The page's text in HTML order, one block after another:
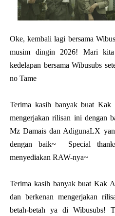
Oke, kembali lagi bersama
musim dingin 2026! Mari
kedelapan bersama Wibusubs
no Tame
Terima kasih banyak buat Kak
mengerjakan rilisan ini dengan
Mz Damais dan AdigunaLX
dengan baik~ Special
menyediakan RAW-nya~
Terima kasih banyak buat Kak
dan berkenan mengerjakan
betah-betah ya di Wibusubs!